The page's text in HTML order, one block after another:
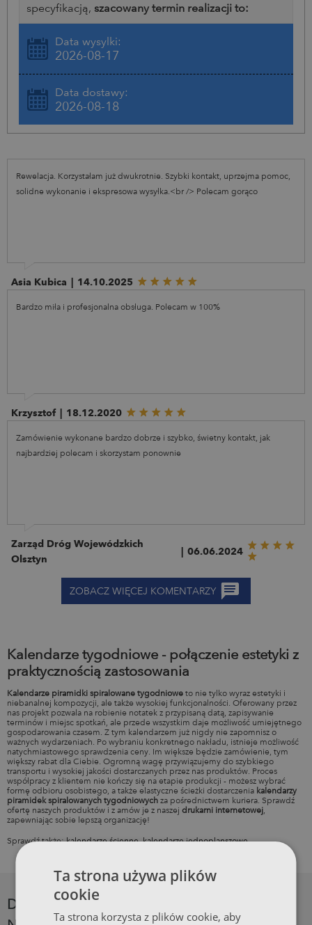
specyfikacją, szacowany termin realizacji to:
Data wysyłki:
2026-08-17
Data dostawy:
2026-08-18
Rewelacja. Korzystałam już dwukrotnie. Szybki kontakt, uprzejma pomoc,
solidne wykonanie i ekspresowa wysyłka.<br /> Polecam gorąco
Asia Kubica | 14.10.2025
Bardzo miła i profesjonalna obsługa. Polecam w 100%
Krzysztof | 18.12.2020
Zamówienie wykonane bardzo dobrze i szybko, świetny kontakt, jak
najbardziej polecam i skorzystam ponownie
Zarząd Dróg Wojewódzkich
Olsztyn
| 06.06.2024
ZOBACZ WIĘCEJ KOMENTARZY
Kalendarze tygodniowe - połączenie estetyki z
praktycznością zastosowania
Kalendarze piramidki spiralowane tygodnioweto nie tylko wyraz estetyki i
niebanalnej kompozycji, ale także wysokiej funkcjonalności. Oferowany przez
nas projekt pozwala na robienie notatek z przypisaną datą, zapisywanie
terminów i miejsc spotkań, ale przede wszystkim daje możliwość umiejętnego
gospodarowania czasem. Z tym kalendarzem już nigdy nie zapomnisz o
ważnych wydarzeniach. Po wybraniu konkretnego nakładu, istnieje możliwość
natychmiastowego sprawdzenia ceny. Im większe będzie zamówienie, tym
większy rabat dla Ciebie. Ogromną wagę przywiązujemy do szybkiego
transportu i wysokiej jakości dostarczanych przez nas produktów. Proces
współpracy z klientem nie kończy się na etapie produkcji - możesz wybrać
formę odbioru osobistego, a także elastyczne ścieżki dostarczenia kalendarzy
piramidek spiralowanych tygodniowychza pośrednictwem kuriera. Sprawdź
ofertę naszych produktów i z amów je z naszej drukarni internetowej
zapewniając sobie lepszą organizację!
Sprawdź także:kalendarze ścienne,kalendarze jednoplanszowe.
DLACZEGO DRUKARNIA PIGA.PL TO
Ta strona używa plików
cookie
Ta strona korzysta z plików cookie, aby